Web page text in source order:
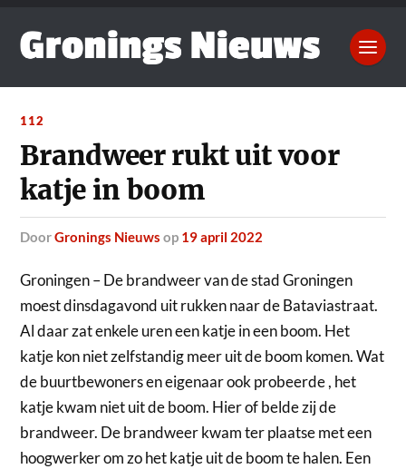
112
Brandweer rukt uit voor
katje in boom
doorGronings Nieuws op 19 april 2022
Groningen – De brandweer van de stad Groningen
moest dinsdagavond uit rukken naar de Bataviastraat.
Al daar zat enkele uren een katje in een boom. Het
katje kon niet zelfstandig meer uit de boom komen. Wat
de buurtbewoners en eigenaar ook probeerde , het
katje kwam niet uit de boom. Hier of belde zij de
brandweer. De brandweer kwam ter plaatse met een
hoogwerker om zo het katje uit de boom te halen. Een